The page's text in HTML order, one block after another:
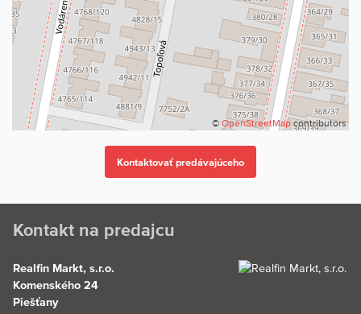
© OpenStreetMapcontributors
Kontakt na predajcu
Realfin Markt, s.r.o.
Komenského 24
Piešťany